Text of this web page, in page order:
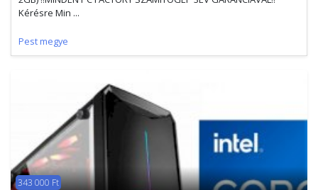
Kérésre Min ...
Pest megye
343 000 Ft